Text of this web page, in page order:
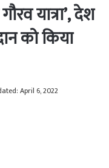
यात्रा’, देश
को किया
April 6, 2022